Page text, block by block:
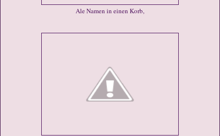
Ale Namen in einen Korb,